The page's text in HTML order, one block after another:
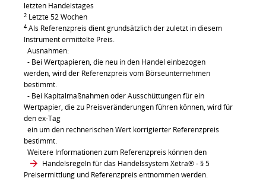
letzten Handelstages
2 Letzte 52 Wochen
4 Als Referenzpreis dient grundsätzlich der zuletzt in diesem
Instrument ermittelte Preis.
Ausnahmen:
- Bei Wertpapieren, die neu in den Handel einbezogen
werden, wird der Referenzpreis vom Börseunternehmen
bestimmt.
- Bei Kapitalmaßnahmen oder Ausschüttungen für ein
Wertpapier, die zu Preisveränderungen führen können, wird für
den ex-Tag
ein um den rechnerischen Wert korrigierter Referenzpreis
bestimmt.
Weitere Informationen zum Referenzpreis können den
Handelsregeln für das Handelssystem Xetra®- § 5
Preisermittlung und Referenzpreis entnommen werden.